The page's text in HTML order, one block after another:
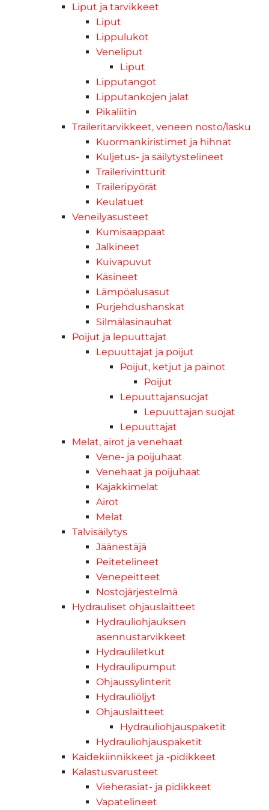
Liput ja tarvikkeet
Liput
Lippulukot
Veneliput
Liput
Lipputangot
Lipputankojen jalat
Pikaliitin
Traileritarvikkeet, veneen nosto/lasku
Kuormankiristimet ja hihnat
Kuljetus- ja säilytystelineet
Trailerivintturit
Traileripyörät
Keulatuet
Veneilyasusteet
Kumisaappaat
Jalkineet
Kuivapuvut
Käsineet
Lämpöalusasut
Purjehdushanskat
Silmälasinauhat
Poijut ja lepuuttajat
Lepuuttajat ja poijut
Poijut, ketjut ja painot
Poijut
Lepuuttajansuojat
Lepuuttajan suojat
Lepuuttajat
Melat, airot ja venehaat
Vene- ja poijuhaat
Venehaat ja poijuhaat
Kajakkimelat
Airot
Melat
Talvisäilytys
Jäänestäjä
Peitetelineet
Venepeitteet
Nostojärjestelmä
Hydrauliset ohjauslaitteet
Hydrauliohjauksen
asennustarvikkeet
Hydrauliletkut
Hydraulipumput
Ohjaussylinterit
Hydrauliöljyt
Ohjauslaitteet
Hydrauliohjauspaketit
Hydrauliohjauspaketit
Kaidekiinnikkeet ja -pidikkeet
Kalastusvarusteet
Vieherasiat- ja pidikkeet
Vapatelineet